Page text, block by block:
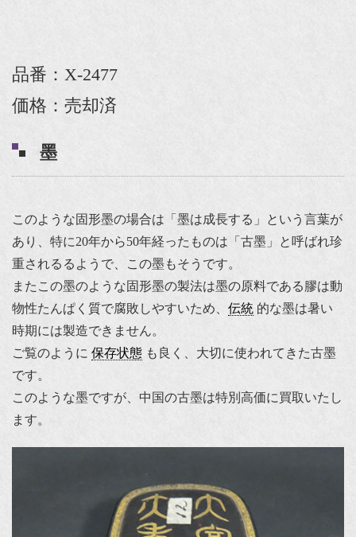
品番：X-2477
価格：売却済
墨
このような固形墨の場合は「墨は成長する」という言葉が
あり、特に20年から50年経ったものは「古墨」と呼ばれ珍
重されるるようで、この墨もそうです。
またこの墨のような固形墨の製法は墨の原料である膠は動
物性たんぱく質で腐敗しやすいため、 伝統 的な墨は暑い
時期には製造できません。
ご覧のように 保存状態 も良く、大切に使われてきた古墨
です。
このような墨ですが、中国の古墨は特別高価に買取いたし
ます。